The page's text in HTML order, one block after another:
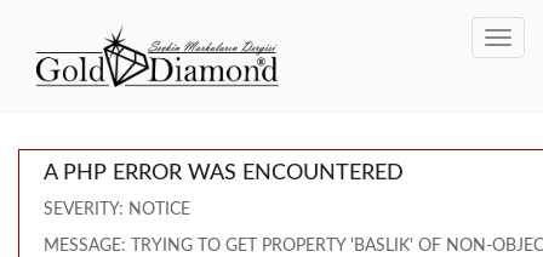
A PHP ERROR WAS ENCOUNTERED
SEVERITY: NOTICE
MESSAGE: TRYING TO GET PROPERTY 'BASLIK' OF NON-